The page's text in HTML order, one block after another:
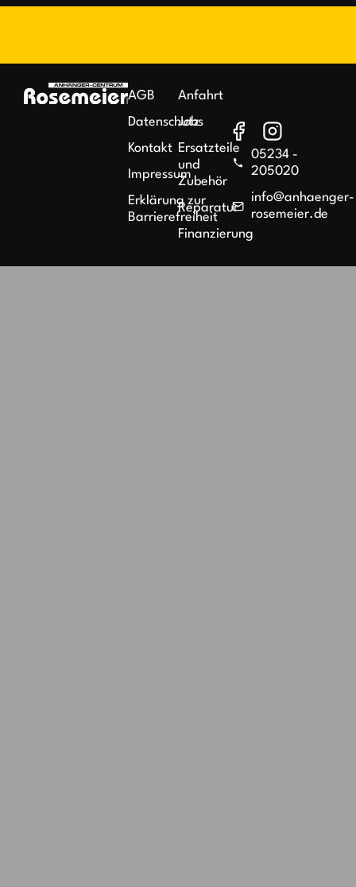
AGB
Datenschutz
Kontakt
Impressum
Erklärung zur
Barrierefreiheit
Anfahrt
Jobs
Ersatzteile
und
Zubehör
Reparatur
Finanzierung
05234 -
205020
info@anhaenger-
rosemeier.de